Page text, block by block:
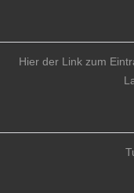
Hier der Link zum